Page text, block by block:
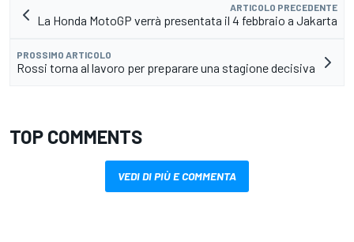
ARTICOLO PRECEDENTE
La Honda MotoGP verrà presentata il 4 febbraio a Jakarta
PROSSIMO ARTICOLO
Rossi torna al lavoro per preparare una stagione decisiva
TOP COMMENTS
VEDI DI PIÙ E COMMENTA